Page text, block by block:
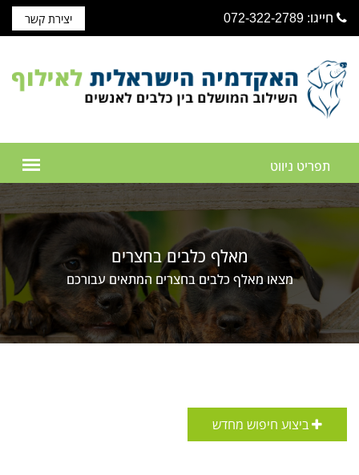
חייגו: 072-322-2789 יצירת קשר
מאלף כלבים בחצרים
מצאו מאלף כלבים בחצרים המתאים עבורכם
ביצוע חיפוש מחדש